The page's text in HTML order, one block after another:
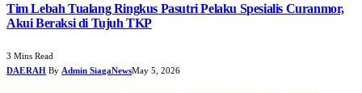
Tim Lebah Tualang Ringkus Pasutri Pelaku Spesialis Curanmor,
Akui Beraksi di Tujuh TKP
3 Mins Read
DAERAH By Admin SiagaNewsMay 5, 2026